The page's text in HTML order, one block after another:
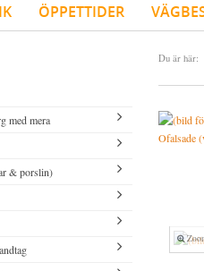
ÖPPETTIDER
med mera
& oljor
& porslin)
(innerdörr)
cylinder
Du är här:
Ofalsade